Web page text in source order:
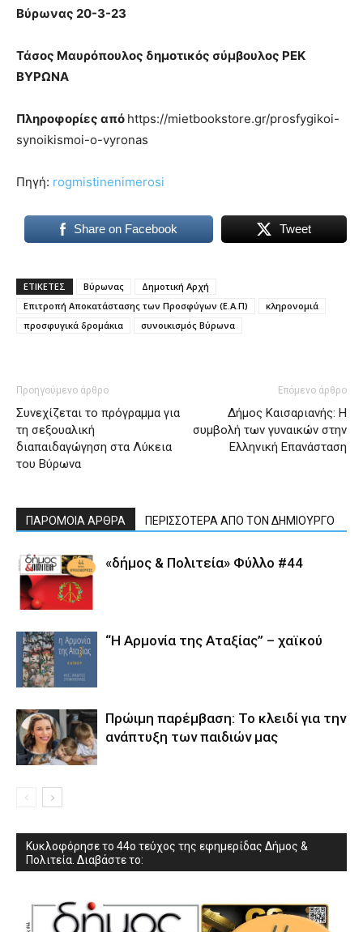
Βύρωνας 20-3-23
Τάσος Μαυρόπουλος δημοτικός σύμβουλος ΡΕΚ
ΒΥΡΩΝΑ
Πληροφορίες από https://mietbookstore.gr/prosfygikoi-
synoikismoi-o-vyronas
Πηγή: rogmistinenimerosi
Share on Facebook Tweet
ΕΤΙΚΕΤΕΣ Βύρωνας
Δημοτική Αρχή
Επιτροπή Αποκατάστασης των Προσφύγων (Ε.Α.Π)
κληρονομιά
προσφυγικά δρομάκια
συνοικισμός Βύρωνα
Προηγούμενο άρθρο
Συνεχίζεται το πρόγραμμα για
τη σεξουαλική
διαπαιδαγώγηση στα Λύκεια
του Βύρωνα
Επόμενο άρθρο
Δήμος Καισαριανής: Η
συμβολή των γυναικών στην
Ελληνική Επανάσταση
ΠΑΡΟΜΟΙΑ ΑΡΘΡΑ ΠΕΡΙΣΣΟΤΕΡΑ ΑΠΟ ΤΟΝ ΔΗΜΙΟΥΡΓΟ
«δήμος & Πολιτεία» Φύλλο #44
“Η Αρμονία της Αταξίας” – χαϊκού
Πρώιμη παρέμβαση: Το κλειδί για την
ανάπτυξη των παιδιών µας
Κυκλοφόρησε το 44ο τεύχος της εφημερίδας Δήμος &
Πολιτεία. Διαβάστε το: